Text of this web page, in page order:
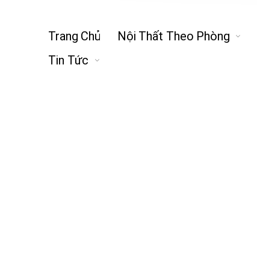
Trang Chủ Nội Thất Theo Phòng
Tin Tức